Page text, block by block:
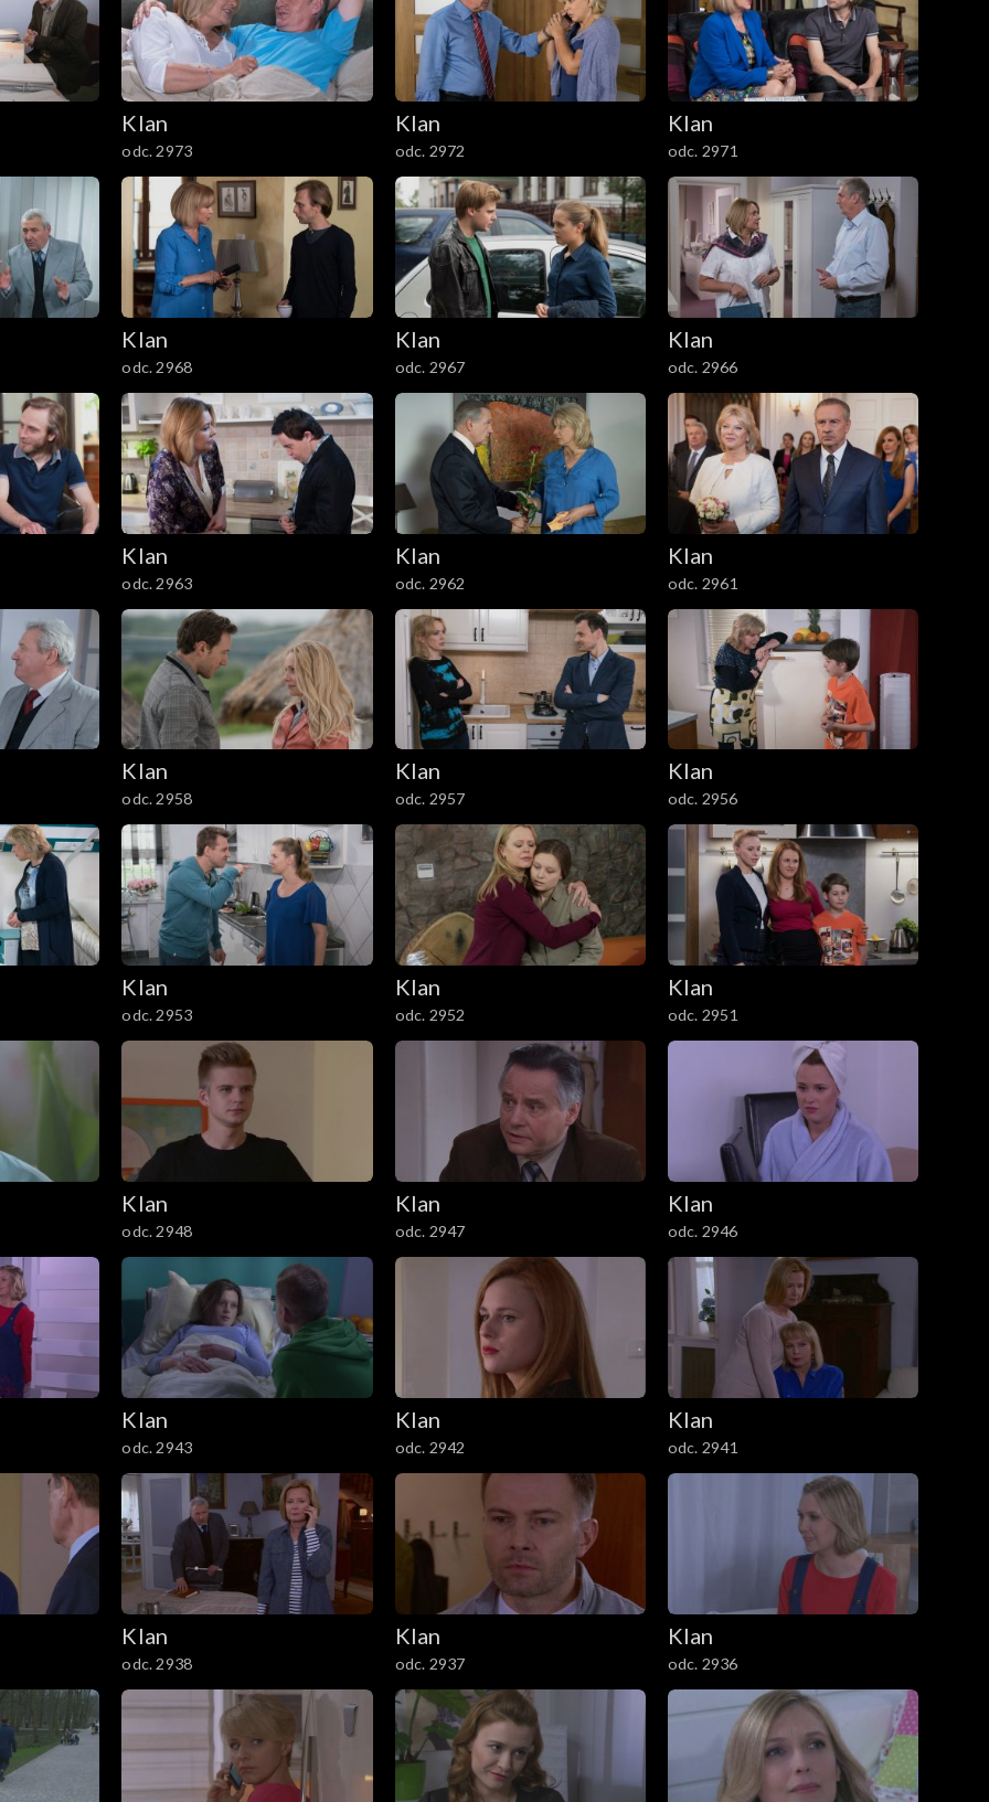
Klan
odc. 2973
Klan
odc. 2972
Klan
odc. 2971
Klan
odc. 2968
Klan
odc. 2967
Klan
odc. 2966
Klan
odc. 2963
Klan
odc. 2962
Klan
odc. 2961
Klan
odc. 2958
Klan
odc. 2957
Klan
odc. 2956
Klan
odc. 2953
Klan
odc. 2952
Klan
odc. 2951
Klan
odc. 2948
Klan
odc. 2947
Klan
odc. 2946
Klan
odc. 2943
Klan
odc. 2942
Klan
odc. 2941
Klan
odc. 2938
Klan
odc. 2937
Klan
odc. 2936